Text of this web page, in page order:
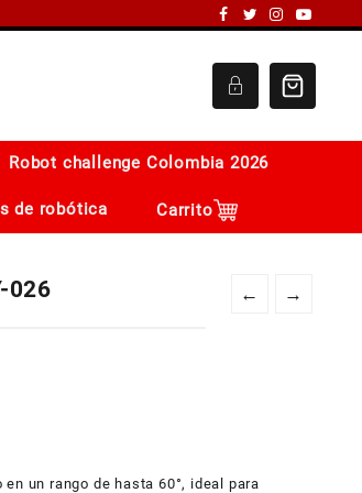
Robot challenge Colombia 2026
de robótica Carrito
← →
026
un rango de hasta 60°, ideal para